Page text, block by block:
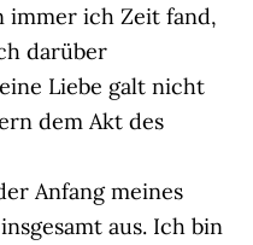
immer ich Zeit fand,
darüber
Liebe galt nicht
dem Akt des
Anfang meines
aus. Ich bin